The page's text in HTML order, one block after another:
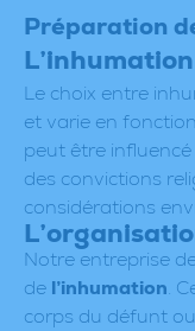
Préparation
Le choix entre
et varie en
peut être
des convictions
considérations
Notre entreprise
de l’inhumation.
corps du défunt